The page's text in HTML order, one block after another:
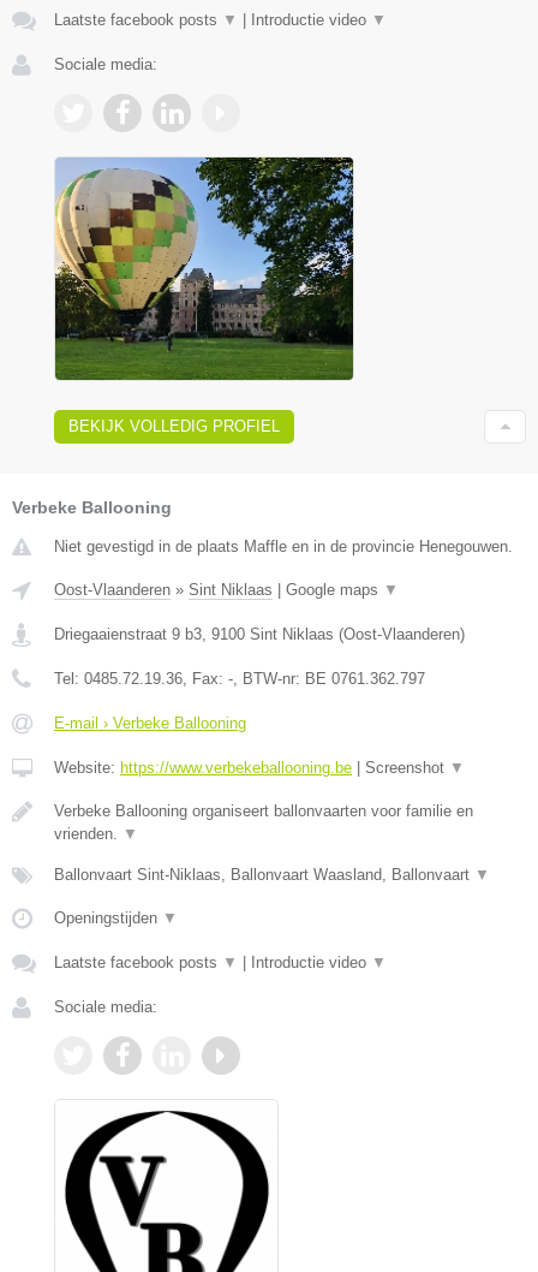
Laatste facebook posts ▼ | Introductie video ▼
Sociale media:
BEKIJK VOLLEDIG PROFIEL
Verbeke Ballooning
Niet gevestigd in de plaats Maffle en in de provincie Henegouwen.
Oost-Vlaanderen » Sint Niklaas Google maps ▼
Driegaaienstraat 9 b3, 9100 Sint Niklaas (Oost-Vlaanderen)
Tel: 0485.72.19.36, Fax: -, BTW-nr: BE 0761.362.797
E-mail › Verbeke Ballooning
Website: https://www.verbekeballooning.be Screenshot ▼
Verbeke Ballooning organiseert ballonvaarten voor familie en
vrienden. ▼
Ballonvaart Sint-Niklaas, Ballonvaart Waasland, Ballonvaart ▼
Openingstijden ▼
Laatste facebook posts ▼ Introductie video ▼
Sociale media: